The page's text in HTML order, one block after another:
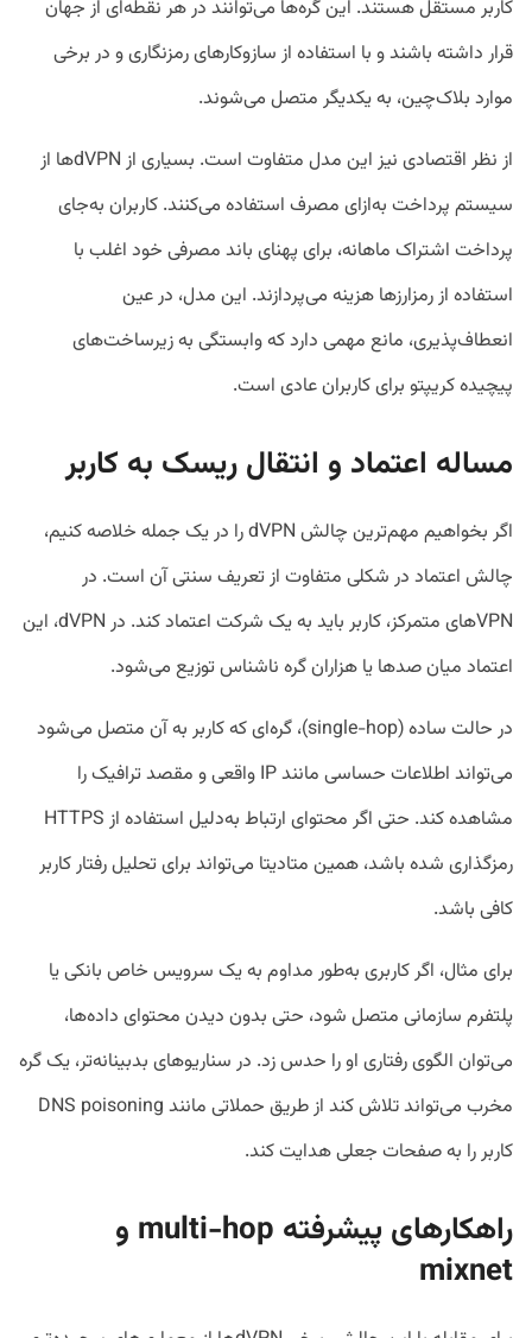
کاربر مستقل هستند. این گره‌ها می‌توانند در هر نقطه‌ای از جهان
قرار داشته باشند و با استفاده از سازوکارهای رمزنگاری و در برخی
موارد بلاک‌چین، به یکدیگر متصل می‌شوند.
از نظر اقتصادی نیز این مدل متفاوت است. بسیاری از dVPNها از
سیستم پرداخت به‌ازای مصرف استفاده می‌کنند. کاربران به‌جای
پرداخت اشتراک ماهانه، برای پهنای باند مصرفی خود اغلب با
استفاده از رمزارزها هزینه می‌پردازند. این مدل، در عین
انعطاف‌پذیری، مانع مهمی دارد که وابستگی به زیرساخت‌های
پیچیده کریپتو برای کاربران عادی است.
مساله اعتماد و انتقال ریسک به کاربر
اگر بخواهیم مهم‌ترین چالش dVPN را در یک جمله خلاصه کنیم،
چالش اعتماد در شکلی متفاوت از تعریف سنتی آن است. در
VPNهای متمرکز، کاربر باید به یک شرکت اعتماد کند. در dVPN، این
اعتماد میان صدها یا هزاران گره ناشناس توزیع می‌شود.
در حالت ساده (single-hop)، گره‌ای که کاربر به آن متصل می‌شود
می‌تواند اطلاعات حساسی مانند IP واقعی و مقصد ترافیک را
مشاهده کند. حتی اگر محتوای ارتباط به‌دلیل استفاده از HTTPS
رمزگذاری شده باشد، همین متادیتا می‌تواند برای تحلیل رفتار کاربر
کافی باشد.
برای مثال، اگر کاربری به‌طور مداوم به یک سرویس خاص بانکی یا
پلتفرم سازمانی متصل شود، حتی بدون دیدن محتوای داده‌ها،
می‌توان الگوی رفتاری او را حدس زد. در سناریوهای بدبینانه‌تر، یک گره
مخرب می‌تواند تلاش کند از طریق حملاتی مانند DNS poisoning
کاربر را به صفحات جعلی هدایت کند.
راهکارهای پیشرفته multi-hop و
mixnet